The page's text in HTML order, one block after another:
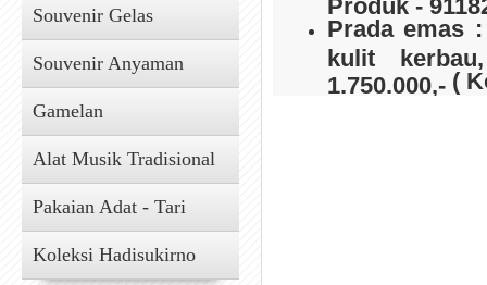
Souvenir Gelas
Souvenir Anyaman
Gamelan
Alat Musik Tradisional
Pakaian Adat - Tari
Koleksi Hadisukirno
Prada emas
kulit
1.750.000,- (